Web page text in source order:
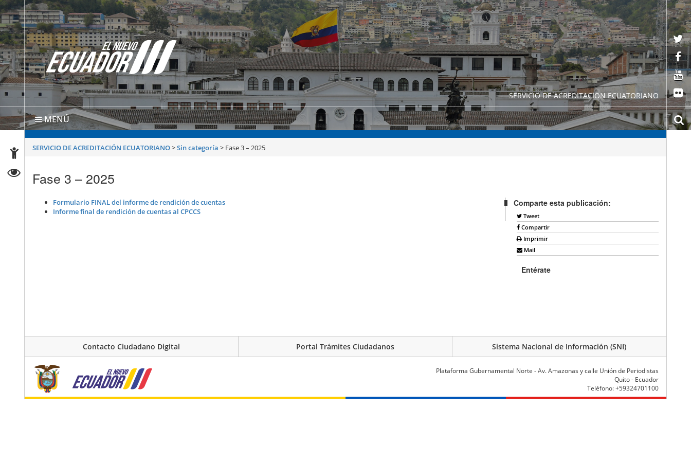
SERVICIO DE ACREDITACION ECUATORIANO
MENÚ
SERVICIO DE ACREDITACIÓN ECUATORIANO>Sin categoría > Fase 3 – 2025
Fase 3 – 2025
Formulario FINAL del informe de rendición de cuentas
Informe final de rendición de cuentas al CPCCS
Comparte esta publicación:
Tweet
Compartir
Imprimir
Mail
Entérate
Contacto Ciudadano Digital Portal Trámites Ciudadanos Sistema Nacional de Información (SNI)
Plataforma Gubernamental Norte - Av. Amazonas y calle Unión de Periodistas
Quito - Ecuador
Teléfono: +59324701100